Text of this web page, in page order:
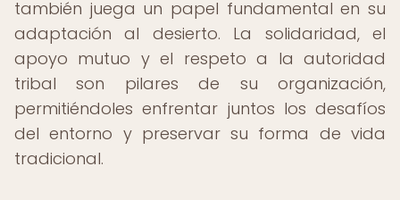
también juega un papel fundamental en su
adaptación al desierto. La solidaridad, el
apoyo mutuo y el respeto a la autoridad
tribal son pilares de su organización,
permitiéndoles enfrentar juntos los desafíos
del entorno y preservar su forma de vida
tradicional.